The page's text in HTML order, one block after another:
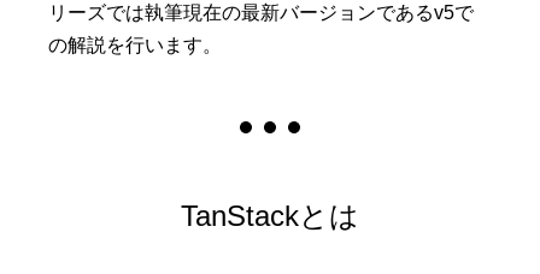
リーズでは執筆現在の最新バージョンであるv5で
の解説を行います。
TanStackとは